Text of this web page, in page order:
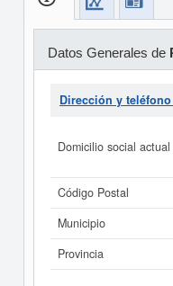
Datos Generales de
Dirección y teléfono
Domicilio social actual
Código Postal
Municipio
Provincia